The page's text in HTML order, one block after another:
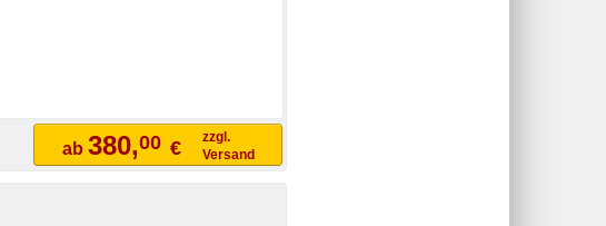
ab 380,00 €
zzgl.
Versand